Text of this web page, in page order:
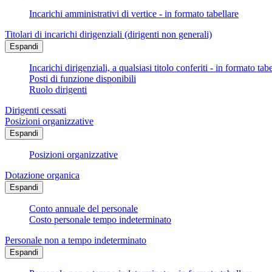
Incarichi amministrativi di vertice - in formato tabellare
Titolari di incarichi dirigenziali (dirigenti non generali)
Espandi
Incarichi dirigenziali, a qualsiasi titolo conferiti - in formato
Posti di funzione disponibili
Ruolo dirigenti
Dirigenti cessati
Posizioni organizzative
Espandi
Posizioni organizzative
Dotazione organica
Espandi
Conto annuale del personale
Costo personale tempo indeterminato
Personale non a tempo indeterminato
Espandi